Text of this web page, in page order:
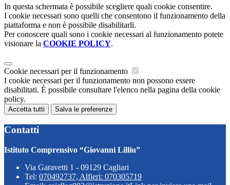
In questa schermata è possibile scegliere quali cookie consentire.
I cookie necessari sono quelli che consentono il funzionamento della
piattaforma e non è possibile disabilitarli.
Per conoscere quali sono i cookie necessari al funzionamento potete
visionare la COOKIE POLICY.
Cookie necessari per il funzionamento
I cookie necessari per il funzionamento non possono essere
disabilitati. È possibile consultare l'elenco nella pagina della cookie
policy.
Accetta tutti Salva le preferenze
Contatti
Istituto Comprensivo “Giovanni Lilliu”
Via Garavetti 1 - 09129 Cagliari
Tel: 070492737, Alfieri: 070305719